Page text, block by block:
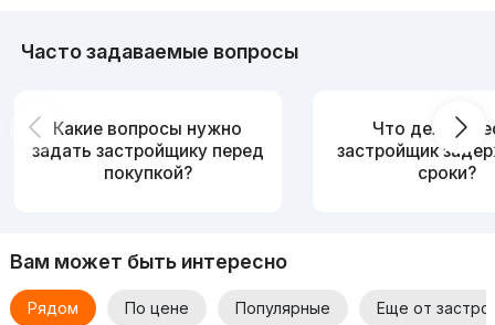
Часто задаваемые вопросы
Какие вопросы нужно
задать застройщику перед
покупкой?
Что делать,
застройщик
сроки?
Вам может быть интересно
Рядом По цене Популярные Еще от